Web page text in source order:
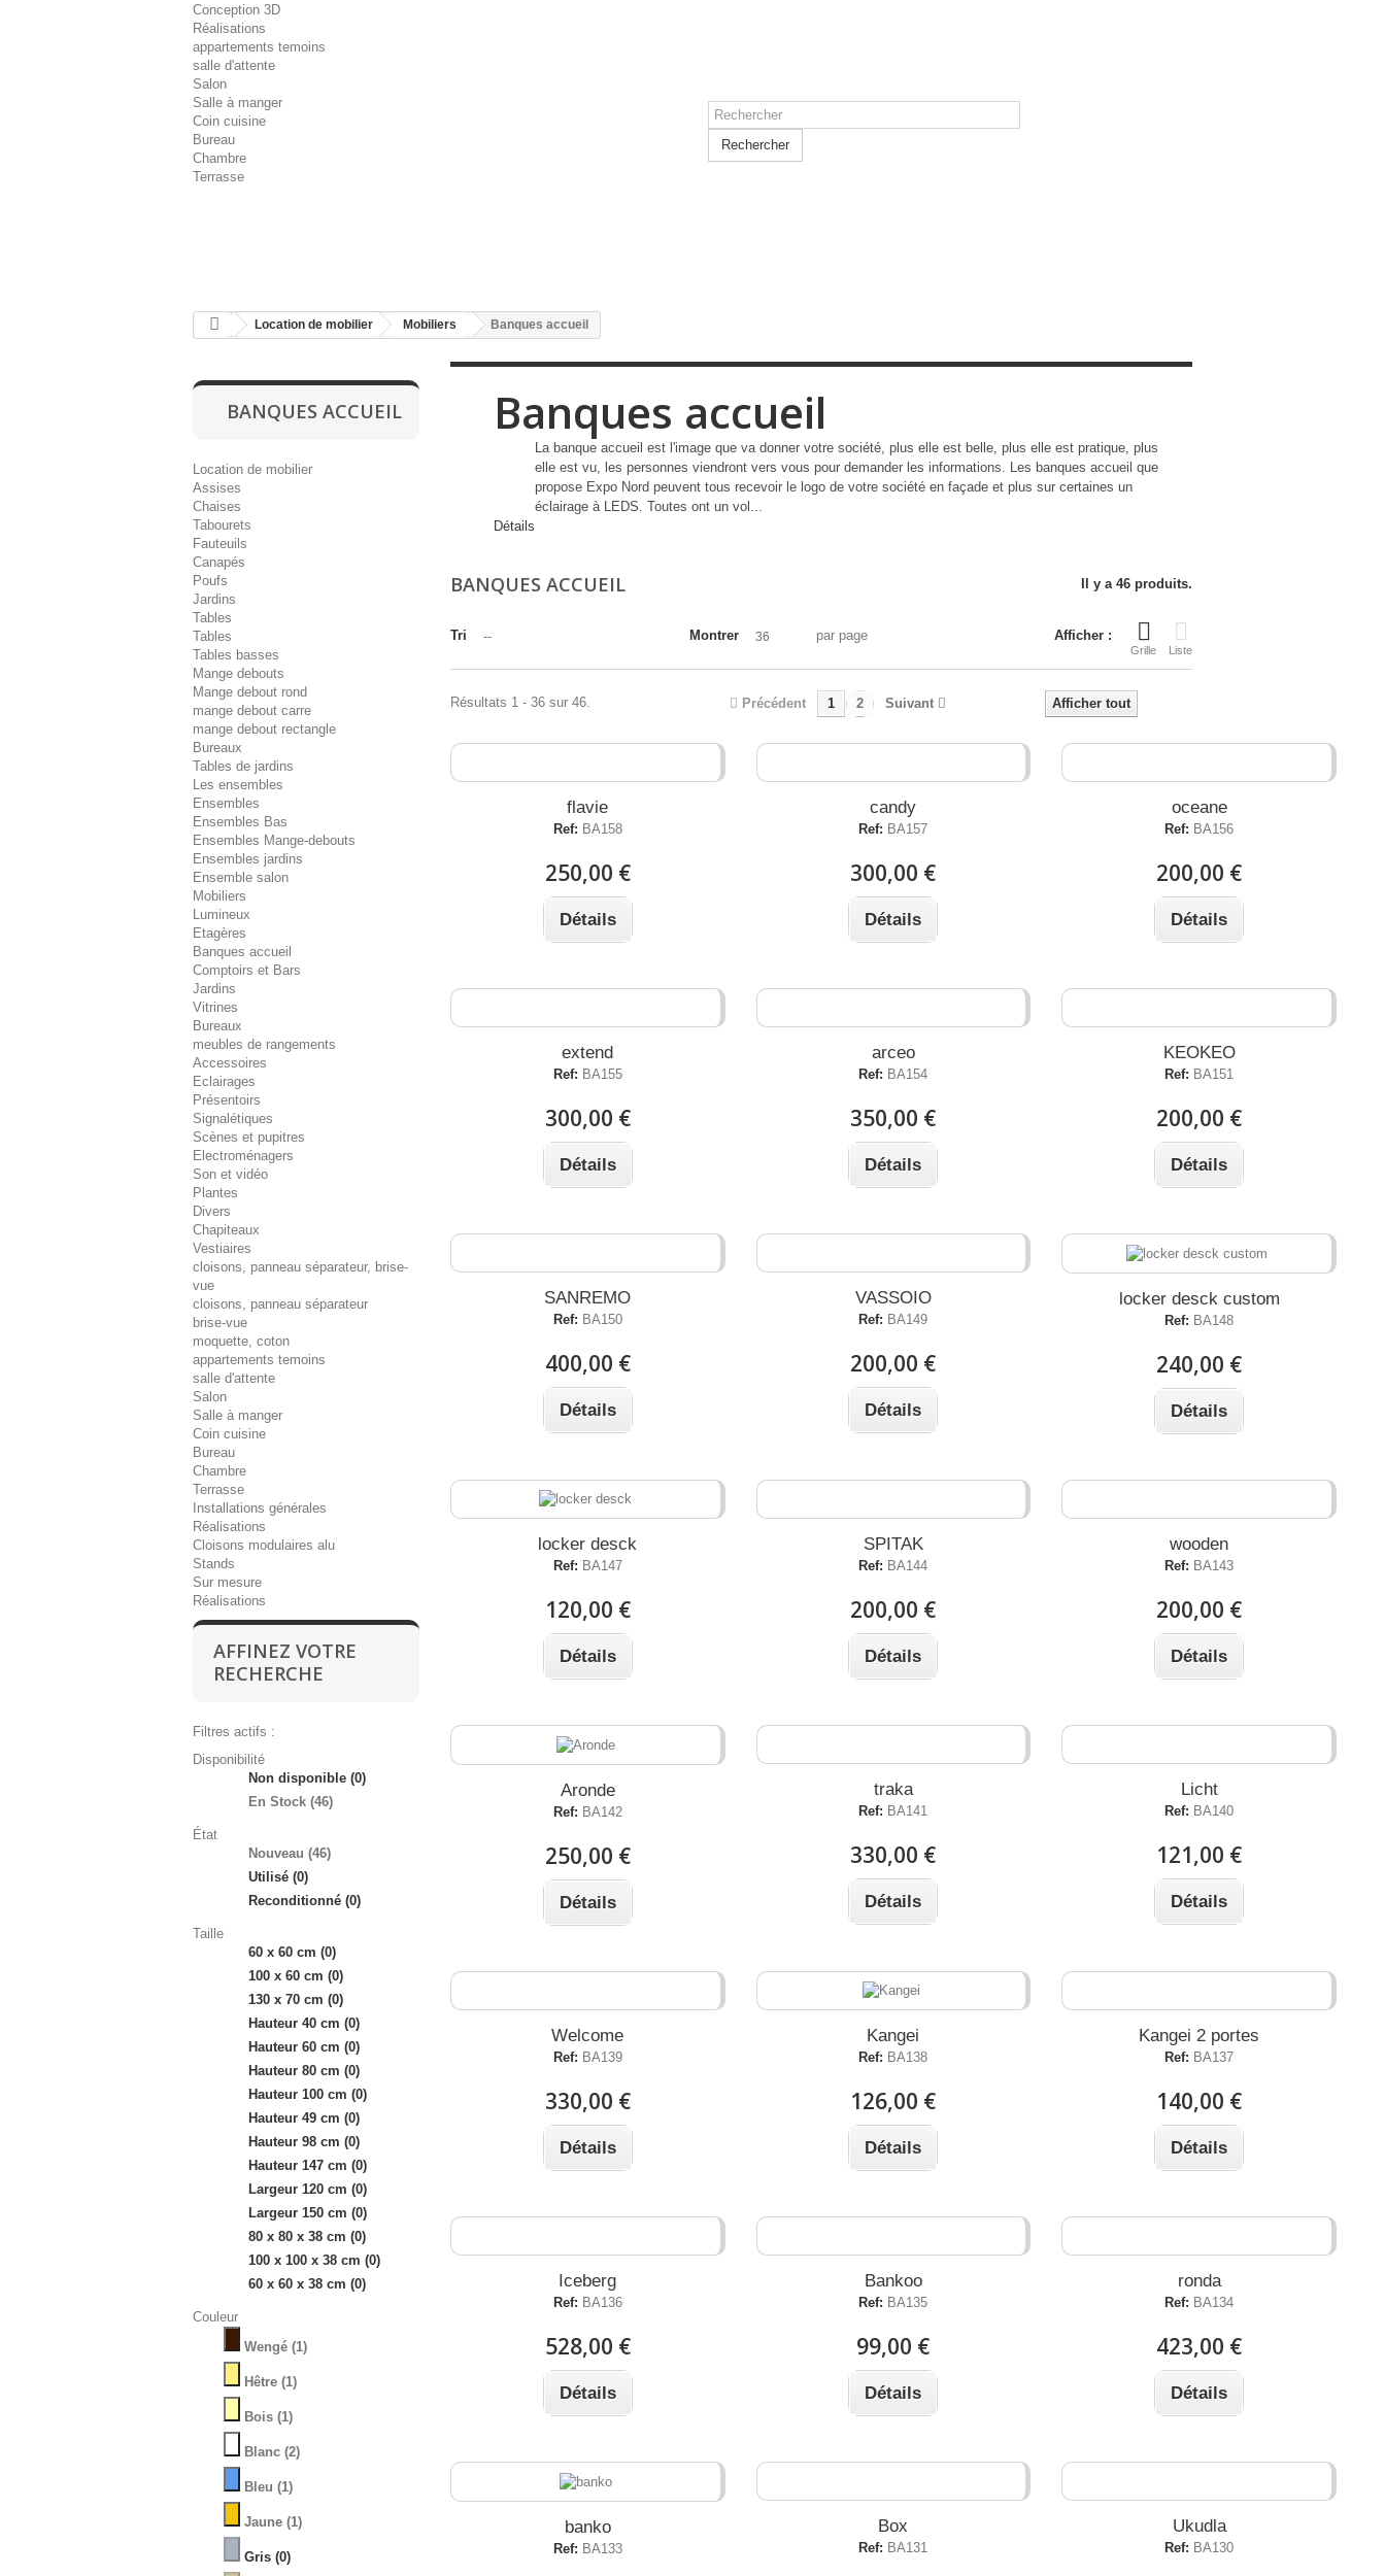
Conception 3D
Réalisations
appartements temoins
salle d'attente
Salon
Salle à manger
Coin cuisine
Bureau
Chambre
Terrasse
Rechercher
Location de mobilier Mobiliers Banques accueil
BANQUES ACCUEIL
Location de mobilier
Assises
Chaises
Tabourets
Fauteuils
Canapés
Poufs
Jardins
Tables
Tables
Tables basses
Mange debouts
Mange debout rond
mange debout carre
mange debout rectangle
Bureaux
Tables de jardins
Les ensembles
Ensembles
Ensembles Bas
Ensembles Mange-debouts
Ensembles jardins
Ensemble salon
Mobiliers
Lumineux
Etagères
Banques accueil
Comptoirs et Bars
Jardins
Vitrines
Bureaux
meubles de rangements
Accessoires
Eclairages
Présentoirs
Signalétiques
Scènes et pupitres
Electroménagers
Son et vidéo
Plantes
Divers
Chapiteaux
Vestiaires
cloisons, panneau séparateur, brise-
vue
cloisons, panneau séparateur
brise-vue
moquette, coton
appartements temoins
salle d'attente
Salon
Salle à manger
Coin cuisine
Bureau
Chambre
Terrasse
Installations générales
Réalisations
Cloisons modulaires alu
Stands
Sur mesure
Réalisations
AFFINEZ VOTRE
RECHERCHE
Filtres actifs :
Disponibilité
Non disponible (0)
En Stock (46)
État
Nouveau (46)
Utilisé (0)
Reconditionné (0)
Taille
60 x 60 cm (0)
100 x 60 cm (0)
130 x 70 cm (0)
Hauteur 40 cm (0)
Hauteur 60 cm (0)
Hauteur 80 cm (0)
Hauteur 100 cm (0)
Hauteur 49 cm (0)
Hauteur 98 cm (0)
Hauteur 147 cm (0)
Largeur 120 cm (0)
Largeur 150 cm (0)
80 x 80 x 38 cm (0)
100 x 100 x 38 cm (0)
60 x 60 x 38 cm (0)
Couleur
Wengé (1)
Hêtre (1)
Bois (1)
Blanc (2)
Bleu (1)
Jaune (1)
Gris (0)
Banques accueil
La banque accueil est l'image que va donner votre société, plus elle est belle, plus elle est pratique, plus
elle est vu, les personnes viendront vers vous pour demander les informations. Les banques accueil que
propose Expo Nord peuvent tous recevoir le logo de votre société en façade et plus sur certaines un
éclairage à LEDS. Toutes ont un vol...
Détails
BANQUES ACCUEIL Il y a 46 produits.
Afficher :
Grille Liste
Tri -- Montrer 36 par page
Afficher tout
Précédent 1 2 Suivant
Résultats 1 - 36 sur 46.
flavie
Ref: BA158
250,00 €
Détails
candy
Ref: BA157
300,00 €
Détails
oceane
Ref: BA156
200,00 €
Détails
extend
Ref: BA155
300,00 €
Détails
arceo
Ref: BA154
350,00 €
Détails
KEOKEO
Ref: BA151
200,00 €
Détails
SANREMO
Ref: BA150
400,00 €
Détails
VASSOIO
Ref: BA149
200,00 €
Détails
locker desck custom
Ref: BA148
240,00 €
Détails
locker desck
Ref: BA147
120,00 €
Détails
SPITAK
Ref: BA144
200,00 €
Détails
wooden
Ref: BA143
200,00 €
Détails
Aronde
Ref: BA142
250,00 €
Détails
traka
Ref: BA141
330,00 €
Détails
Licht
Ref: BA140
121,00 €
Détails
Welcome
Ref: BA139
330,00 €
Détails
Kangei
Ref: BA138
126,00 €
Détails
Kangei 2 portes
Ref: BA137
140,00 €
Détails
Iceberg
Ref: BA136
528,00 €
Détails
Bankoo
Ref: BA135
99,00 €
Détails
ronda
Ref: BA134
423,00 €
Détails
banko
Ref: BA133
Box
Ref: BA131
Ukudla
Ref: BA130